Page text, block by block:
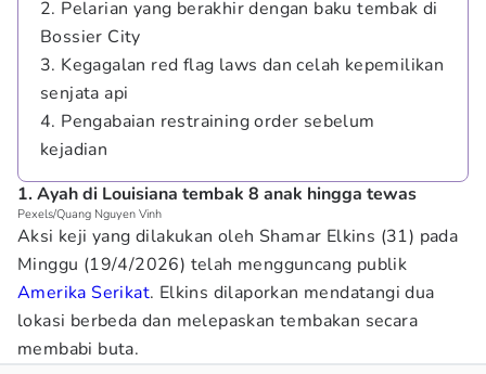
2. Pelarian yang berakhir dengan baku tembak di
Bossier City
3. Kegagalan red flag laws dan celah kepemilikan
senjata api
4. Pengabaian restraining order sebelum
kejadian
1. Ayah di Louisiana tembak 8 anak hingga tewas
Pexels/Quang Nguyen Vinh
Aksi keji yang dilakukan oleh Shamar Elkins (31) pada
Minggu (19/4/2026) telah mengguncang publik
Amerika Serikat. Elkins dilaporkan mendatangi dua
lokasi berbeda dan melepaskan tembakan secara
membabi buta.